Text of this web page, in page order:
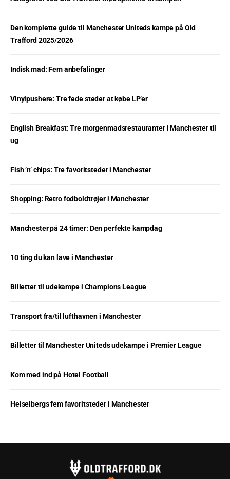
Den komplette guide til Manchester Uniteds kampe på Old
Trafford 2025/2026
Indisk mad: Fem anbefalinger
Vinylpushere: Tre fede steder at købe LP’er
English Breakfast: Tre morgenmadsrestauranter i Manchester til
ug
Fish ’n’ chips: Tre favoritsteder i Manchester
Shopping: Retro fodboldtrøjer i Manchester
Manchester på 24 timer: Den perfekte kampdag
10 ting du kan lave i Manchester
Billetter til udekampe i Champions League
Transport fra/til lufthavnen i Manchester
Billetter til Manchester Uniteds udekampe i Premier League
Kom med ind på Hotel Football
Heiselbergs fem favoritsteder i Manchester